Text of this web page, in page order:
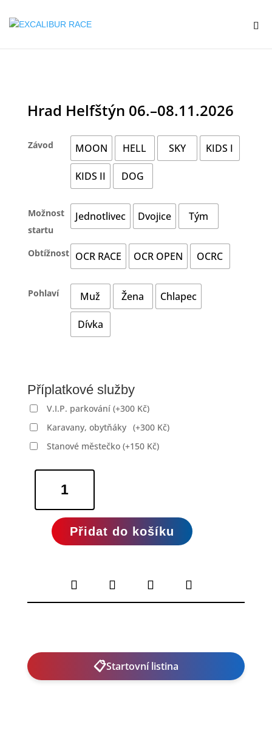
Hrad Helfštýn 06.–08.11.2026
Závod MOON HELL SKY KIDS I
KIDS II DOG
Možnost
startu
Jednotlivec Dvojice Tým
Obtížnost OCR RACE OCR OPEN OCRC
Pohlaví Muž Žena Chlapec
Dívka
Příplatkové služby
V.I.P. parkování (+300 Kč)
Karavany, obytňáky (+300 Kč)
Stanové městečko (+150 Kč)
Hrad
08.11.2026
množství
Přidat do košíku
📋Startovní listina